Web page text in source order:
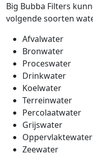
Big Bubba Filters
volgende soorten
Afvalwater
Bronwater
Proceswater
Drinkwater
Koelwater
Terreinwater
Percolaatwater
Grijswater
Oppervlaktewater
Zeewater